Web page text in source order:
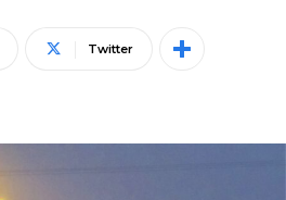
Twitter